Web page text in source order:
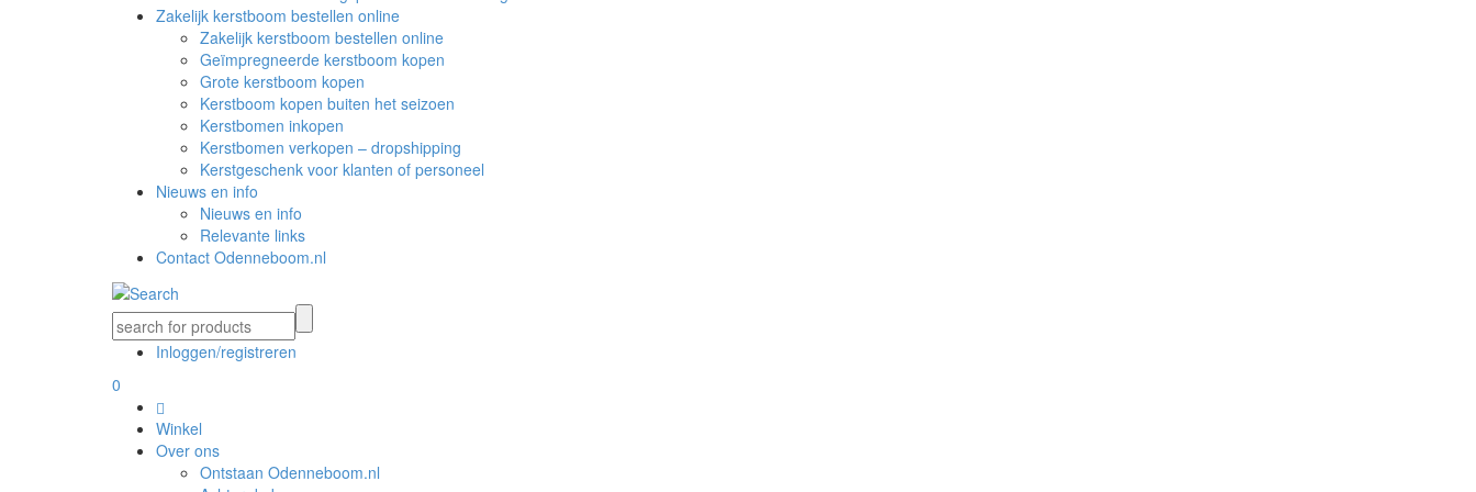
Zakelijk kerstboom bestellen online
Zakelijk kerstboom bestellen online
Geïmpregneerde kerstboom kopen
Grote kerstboom kopen
Kerstboom kopen buiten het seizoen
Kerstbomen inkopen
Kerstbomen verkopen – dropshipping
Kerstgeschenk voor klanten of personeel
Nieuws en info
Nieuws en info
Relevante links
Contact Odenneboom.nl
Inloggen/registreren
0
Winkel
Over ons
Ontstaan Odenneboom.nl